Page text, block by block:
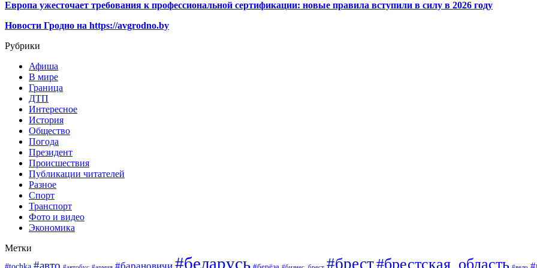
Европа ужесточает требования к профессиональной сертификации: новые правила вступили в силу в 2026 году
Новости Гродно на https://avgrodno.by
Рубрики
Афиша
В мире
Граница
ДТП
Интересное
История
Общество
Погода
Президент
Происшествия
Публикации читателей
Разное
Спорт
Транспорт
Фото и видео
Экономика
Метки
#авто #беларусь #брест#брестская_область